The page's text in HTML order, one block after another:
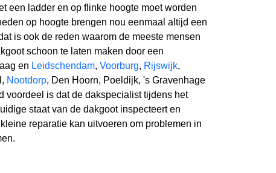
een ladder en op flinke hoogte moet worden
op hoogte brengen nou eenmaal altijd een
is ook de reden waarom de meeste mensen
schoon te laten maken door een
en Leidschendam, Voorburg, Rijswijk,
Nootdorp, Den Hoorn, Poeldijk, 's Gravenhage
voordeel is dat de dakspecialist tijdens het
staat van de dakgoot inspecteert en
reparatie kan uitvoeren om problemen in